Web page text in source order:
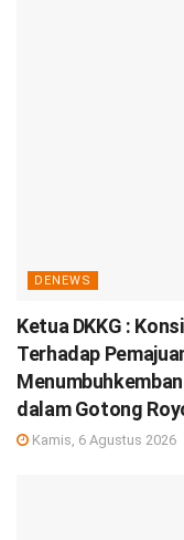
DENEWS
Ketua DKKG :
Terhadap
dalam Gotong
Kamis, 6 Agustus 2026